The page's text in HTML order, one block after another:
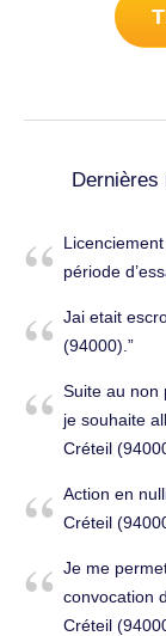
Dernières
période
Jai etait
(94000).
Suite au non
je souhaite
Créteil
Action en
Créteil
Je me
convocation
Créteil